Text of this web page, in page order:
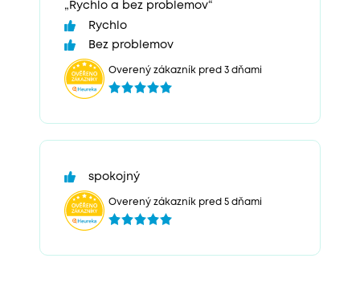
„Rychlo a bez problemov“
Rychlo
Bez problemov
Overený zákazník pred 3 dňami
spokojný
Overený zákazník pred 5 dňami